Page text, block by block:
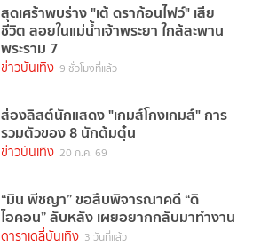
สุดเศร้าพบร่าง "เต้ ดราก้อนไฟว์" เสีย
ชีวิต ลอยในแม่น้ำเจ้าพระยา ใกล้สะพาน
พระราม 7
ข่าวบันเทิง 9 ชั่วโมงที่แล้ว
ส่องลิสต์นักแสดง "เกมส์โกงเกมส์" การ
รวมตัวของ 8 นักต้มตุ๋น
ข่าวบันเทิง 20 ก.ค. 69
“มิน พีชญา” ขอสืบพิจารณาคดี “ดิ
ไอคอน” ลับหลัง เผยอยากกลับมาทำงาน
ดาราเดลี่บันเทิง 3 วันที่แล้ว